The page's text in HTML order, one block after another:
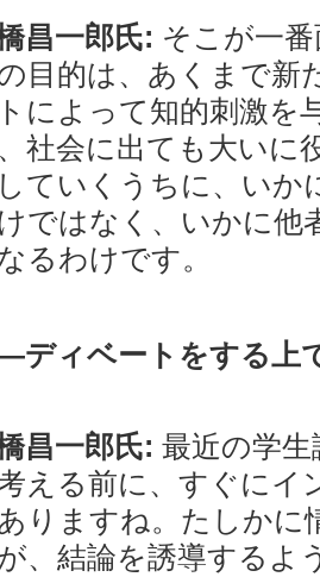
昌一郎氏: そこが一
の目的は、あくまで
によって知的刺激を
社会に出ても大いに
ていくうちに、いか
ではなく、いかに他
るわけです。
ィベートをする上
昌一郎氏: 最近の学
える前に、すぐにイ
りますね。たしかに
、結論を誘導するよ